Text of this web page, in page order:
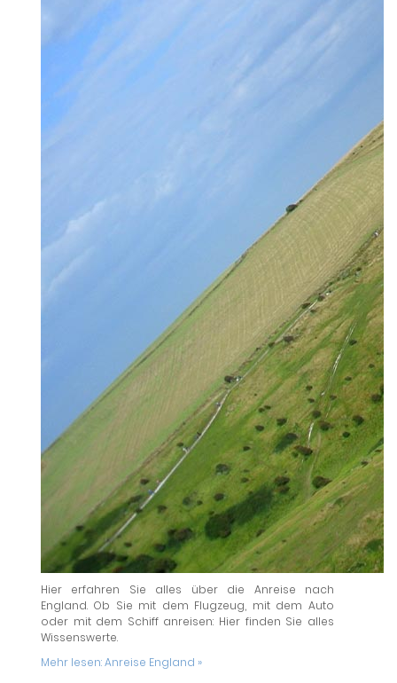
Hier erfahren Sie alles über die Anreise nach
England. Ob Sie mit dem Flugzeug, mit dem Auto
oder mit dem Schiff anreisen: Hier finden Sie alles
Wissenswerte.
Mehr lesen:Anreise England »